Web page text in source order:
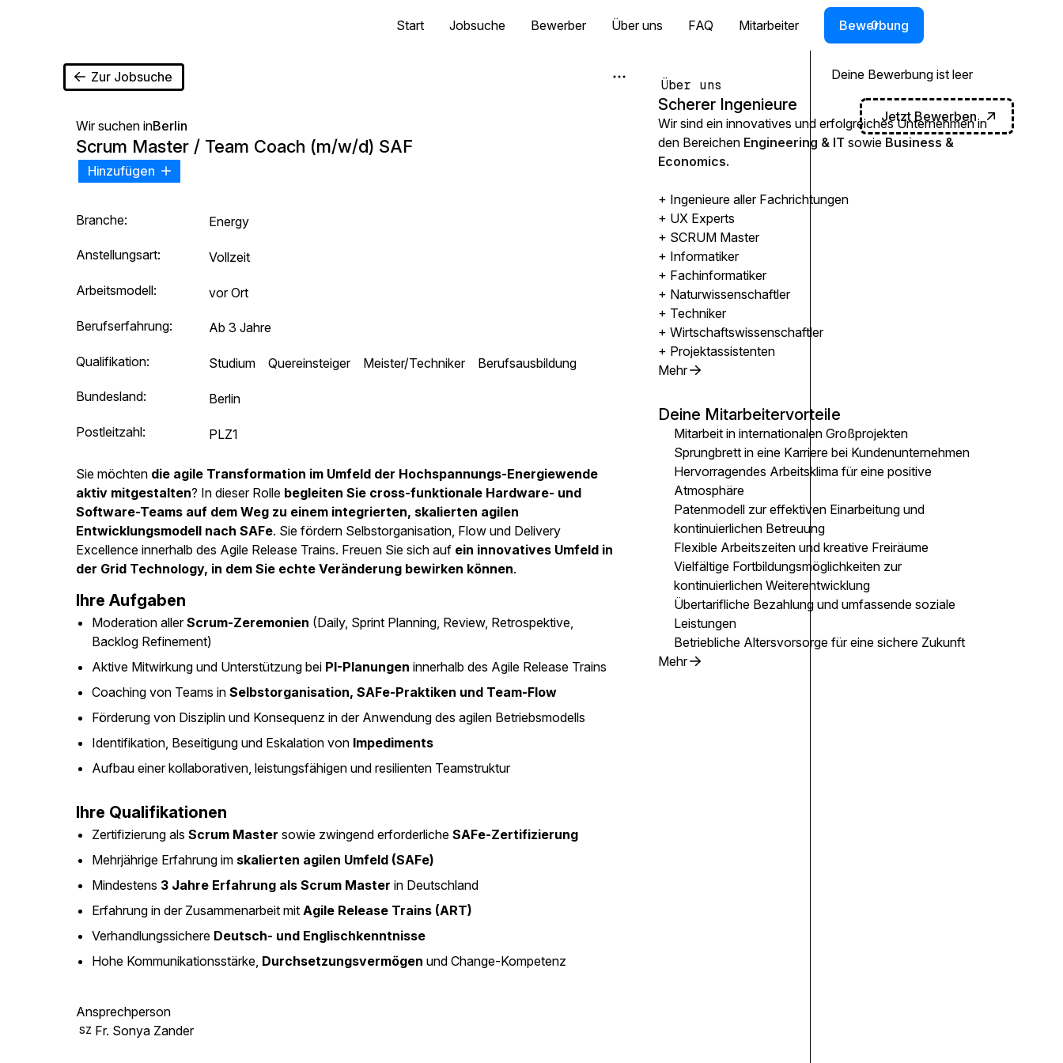
Start Jobsuche Bewerber Über uns FAQ Mitarbeiter Bewerbung
0
Deine Bewerbung ist leer
Jetzt Bewerben
Zur Jobsuche
Wir suchen inBerlin
Scrum Master / Team Coach (m/w/d) SAF
Hinzufügen
Branche: Energy
Anstellungsart: Vollzeit
Arbeitsmodell: vor Ort
Berufserfahrung: Ab 3 Jahre
Qualifikation: Studium Quereinsteiger Meister/Techniker Berufsausbildung
Bundesland: Berlin
Postleitzahl: PLZ1
Sie möchten die agile Transformation im Umfeld der Hochspannungs-Energiewende
aktiv mitgestalten? In dieser Rolle begleiten Sie cross-funktionale Hardware- und
Software-Teams auf dem Weg zu einem integrierten, skalierten agilen
Entwicklungsmodell nach SAFe. Sie fördern Selbstorganisation, Flow und Delivery
Excellence innerhalb des Agile Release Trains. Freuen Sie sich auf ein innovatives Umfeld in
der Grid Technology, in dem Sie echte Veränderung bewirken können.
Ihre Aufgaben
Moderation allerScrum-Zeremonien (Daily, Sprint Planning, Review, Retrospektive,
Backlog Refinement)
Aktive Mitwirkung und Unterstützung bei PI-Planungen innerhalb des Agile Release Trains
Coaching von Teams in Selbstorganisation, SAFe-Praktiken und Team-Flow
Förderung von Disziplin und Konsequenz in der Anwendung des agilen Betriebsmodells
Identifikation, Beseitigung und Eskalation von Impediments
Aufbau einer kollaborativen, leistungsfähigen und resilienten Teamstruktur
Ihre Qualifikationen
Zertifizierung als Scrum Master sowie zwingend erforderliche SAFe-Zertifizierung
Mehrjährige Erfahrung im skalierten agilen Umfeld (SAFe)
Mindestens 3 Jahre Erfahrung als Scrum Master in Deutschland
Erfahrung in der Zusammenarbeit mit Agile Release Trains (ART)
Verhandlungssichere Deutsch- und Englischkenntnisse
Hohe Kommunikationsstärke, Durchsetzungsvermögen und Change-Kompetenz
Ansprechperson
SZ Fr. Sonya Zander
Über uns
Scherer Ingenieure
Wir sind ein innovatives und erfolgreiches Unternehmen in
den Bereichen Engineering & IT sowie Business &
Economics.
+ Ingenieure aller Fachrichtungen
+ UX Experts
+ SCRUM Master
+ Informatiker
+ Fachinformatiker
+ Naturwissenschaftler
+ Techniker
+ Wirtschaftswissenschaftler
+ Projektassistenten
Mehr
Deine Mitarbeitervorteile
Mitarbeit in internationalen Großprojekten
Sprungbrett in eine Karriere bei Kundenunternehmen
Hervorragendes Arbeitsklima für eine positive
Atmosphäre
Patenmodell zur effektiven Einarbeitung und
kontinuierlichen Betreuung
Flexible Arbeitszeiten und kreative Freiräume
Vielfältige Fortbildungsmöglichkeiten zur
kontinuierlichen Weiterentwicklung
Übertarifliche Bezahlung und umfassende soziale
Leistungen
Betriebliche Altersvorsorge für eine sichere Zukunft
Mehr